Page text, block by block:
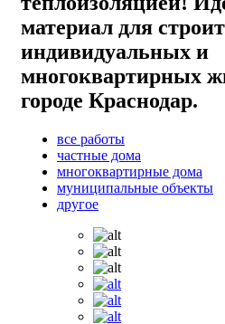
материал для
индивидуальных и
многоквартирных
городе Краснодар.
все работы
частные дома
многоквартирные дома
муниципальные объекты
другое